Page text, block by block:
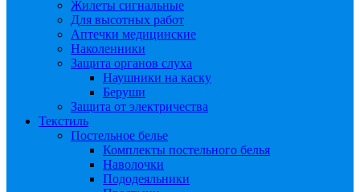
Жилеты сигнальные
Для высотных работ
Аптечки медицинские
Наколенники
Защита органов слуха
Наушники на каску
Беруши
Защита от электричества
Текстиль
Постельное белье
Комплекты постельного белья
Наволочки
Пододеяльники